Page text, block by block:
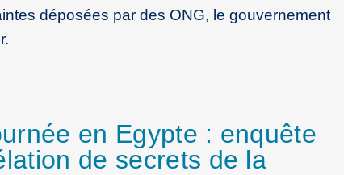
déposées par des ONG, le gouvernement
en Egypte : enquête
de secrets de la